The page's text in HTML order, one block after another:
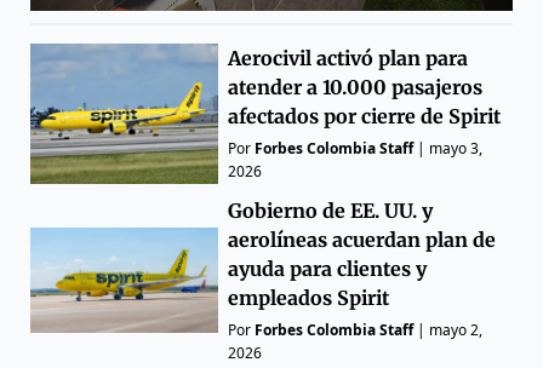
Aerocivil activó plan para
atender a 10.000 pasajeros
afectados por cierre de Spirit
Por Forbes Colombia Staff| mayo 3,
2026
Gobierno de EE. UU. y
aerolíneas acuerdan plan de
ayuda para clientes y
empleados Spirit
Por Forbes Colombia Staff| mayo 2,
2026